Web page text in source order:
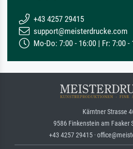
+43 4257 29415
support@meisterdrucke.com
Mo-Do: 7:00 - 16:00 | Fr: 7:00 -
Kärntner Strasse
9586 Finkenstein am Faaker
+43 4257 29415 ·